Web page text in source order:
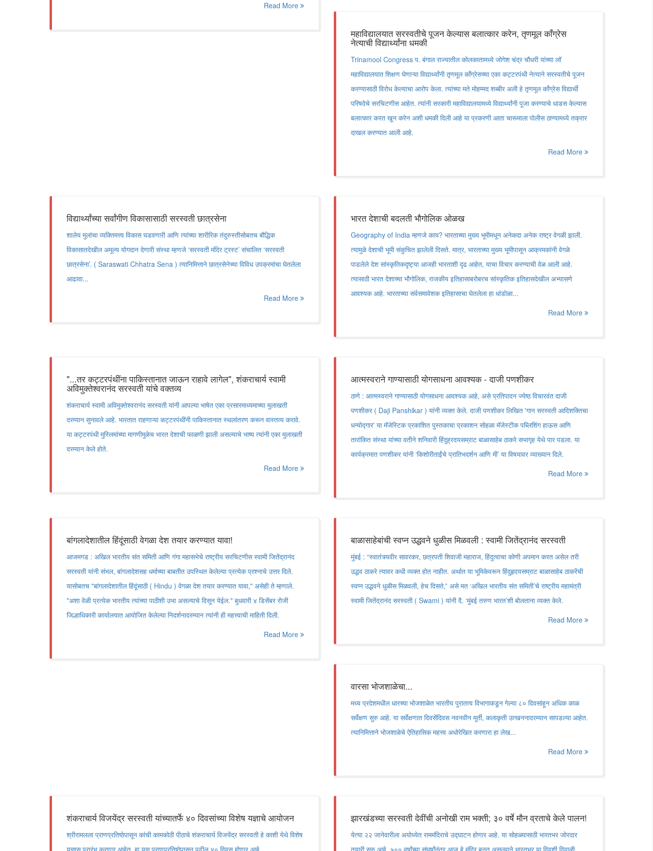
Read More
महाविद्यालयात सरस्वतीचे पूजन केल्यास बलात्कार करेन, तृणमूल काँग्रेस
नेत्याची विद्यार्थ्यांना धमकी
Trinamool Congress प. बंगाल राज्यातील कोलकातामध्ये जोगेश चंद्र चौधरी यांच्या लॉ
महाविद्यालयात शिक्षण घेणाऱ्या विद्यार्थ्यांनी तृणमूल काँग्रेसच्या एका कट्टरपंथी नेत्याने सरस्वतीचे पूजन
करण्यासाठी विरोध केल्याचा आरोप केला. त्यांच्या मते मोहम्मद शब्बीर अली हे तृणमूल काँग्रेस विद्यार्थी
परिषदेचे सरचिटणीस आहेत. त्यांनी सरकारी महाविद्यालयामध्ये विद्यार्थ्यांनी पूजा करण्याचे धाडस केल्यास
बलात्कार करत खून करेन अशी धमकी दिली आहे या प्रकरणी आता चारूमाला पोलीस ठाण्यामध्ये तक्रार
दाखल करण्यात आली आहे.
Read More
विद्यार्थ्यांच्या सर्वांगीण विकासासाठी सरस्वती छात्रसेना
शालेय मुलांचा व्यक्तिमत्त्व विकास घडवणारी आणि त्यांच्या शारीरिक तंदुरुस्तीसोबतच बौद्धिक
विकासातदेखील अमूल्य योगदान देणारी संस्था म्हणजे ‘सरस्वती मंदिर ट्रस्ट’ संचालित ‘सरस्वती
छात्रसेना’. ( Saraswati Chhatra Sena ) त्यानिमित्ताने छात्रसेनेच्या विविध उपक्रमांचा घेतलेला
आढावा...
Read More
भारत देशाची बदलती भौगोलिक ओळख
Geography of India म्हणजे काय? भारताच्या मुख्य भूमीमधून अनेकदा अनेक राष्ट्र वेगळी झाली.
त्यामुळे देशाची भूमी संकुचित झालेली दिसते. मात्र, भारताच्या मुख्य भूमीपासून आक्रमकांनी वेगळे
पाडलेले देश सांस्कृतिकदृष्ट्या आजही भारताशी दृढ आहेत, याचा विचार करण्याची वेळ आली आहे.
त्यासाठी भारत देशाच्या भौगोलिक, राजकीय इतिहासाबरोबरच सांस्कृतिक इतिहासदेखील अभ्यासणे
आवश्यक आहे. भारताच्या संर्वसमावेशक इतिहासाचा घेतलेला हा धांडोळा...
Read More
"...तर कट्टरपंथींना पाकिस्तानात जाऊन राहावे लागेल", शंकराचार्य स्वामी
अविमुक्तेश्वरानंद सरस्वती यांचे वक्तव्य
शंकराचार्य स्वामी अविमुक्तेश्वरानंद सरस्वती यांनी आपल्या भाषेत एका प्रसारमाध्यमाच्या मुलाखती
दरम्यान सुनावले आहे. भारतात राहणाऱ्या कट्टरपंथींनी पाकिस्तानात स्थलांतरण करून वास्तव्य करावे.
या कट्टरपंथी मुस्लिमांच्या मागणीमुळेच भारत देशाची फाळणी झाली असल्याचे भाष्य त्यांनी एका मुलाखती
दरम्यान केले होते.
Read More
आत्मस्वराने गाण्यासाठी योगसाधना आवश्यक - दाजी पणशीकर
ठाणे : आत्मस्वराने गाण्यासाठी योगसाधना आवश्यक आहे, असे प्रतिपादन ज्येष्ठ विचारवंत दाजी
पणशीकर ( Daji Panshikar ) यांनी व्यक्त केले. दाजी पणशीकर लिखित 'गान सरस्वती आदिशक्तिचा
धन्योद्गार' या मॅजेस्टिक प्रकाशित पुस्तकाचा प्रकाशन सोहळा मॅजेस्टीक पब्लिशिंग हाऊस आणि
तारांकित संस्था यांच्या वतीने शनिवारी हिंदुह्रदयसम्राट बाळासाहेब ठाकरे सभागृह येथे पार पडला. या
कार्यक्रमात पणशीकर यांनी ‘किशोरीताईंचे प्रातिभदर्शन आणि मी’ या विषयावर व्याख्यान दिले.
Read More
बांगलादेशातील हिंदूंसाठी वेगळा देश तयार करण्यात यावा!
आजमगड : अखिल भारतीय संत समिती आणि गंगा महासभेचे राष्ट्रीय सरचिटणीस स्वामी जितेंद्रानंद
सरस्वती यांनी संभल, बांगलादेशसह धर्माच्या बाबतीत उपस्थित केलेल्या प्रत्येक प्रश्नाचे उत्तर दिले.
यासोबतच "बांगलादेशातील हिंदूंसाठी ( Hindu ) वेगळा देश तयार करण्यात यावा," असेही ते म्हणाले.
"अशा वेळी प्रत्येक भारतीय त्यांच्या पाठीशी उभा असल्याचे दिसून येईल." बुधवारी ४ डिसेंबर रोजी
जिल्हाधिकारी कार्यालयात आयोजित केलेल्या निदर्शनादरम्यान त्यांनी ही महत्त्वाची माहिती दिली.
Read More
बाळासाहेबांची स्वप्न उद्धवने धुळीस मिळवली : स्वामी जितेंद्रानंद सरस्वती
मुंबई : “स्वातंत्र्यवीर सावरकर, छत्रपती शिवाजी महाराज, हिंदुत्वाचा कोणी अपमान करत असेल तरी
उद्धव ठाकरे त्यावर कधी व्यक्त होत नाहीत. अर्थात या भूमिकेवरून हिंदुहृदयसम्राट बाळासाहेब ठाकरेंची
स्वप्न उद्धवने धुळीस मिळवली, हेच दिसते,” असे मत ‘अखिल भारतीय संत समिती’चे राष्ट्रीय महामंत्री
स्वामी जितेंद्रानंद सरस्वती ( Swami ) यांनी दै. ‘मुंबई तरुण भारत’शी बोलताना व्यक्त केले.
Read More
वारसा भोजशाळेचा...
मध्य प्रदेशमधील धारच्या भोजशाळेत भारतीय पुरातत्व विभागाकडून गेल्या ८० दिवसांहून अधिक काळ
सर्वेक्षण सुरु आहे. या सर्वेक्षणात दिवसेंदिवस नवनवीन मूर्ती, कलाकृती उत्खननादरम्यान सापडल्या आहेत.
त्यानिमित्ताने भोजशाळेचे ऐतिहासिक महत्त्व अधोरेखित करणारा हा लेख...
Read More
शंकराचार्य विजयेंद्र सरस्वती यांच्यातर्फे ४० दिवसांच्या विशेष यज्ञाचे आयोजन
श्रीरामलला प्राणप्रतिष्ठेपासून कांची कामकोठी पीठाचे शंकराचार्य विजयेंद्र सरस्वती हे काशी येथे विशेष
यज्ञास प्रारंभ करणार आहेत. हा यज्ञ प्राणप्रतिष्ठेपासून पुढील ४० दिवस होणार आहे.
झारखंडच्या सरस्वती देवींची अनोखी राम भक्ती; ३० वर्षे मौन व्रताचे केले पालन!
येत्या २२ जानेवारीला अयोध्येत राममंदिराचे उद्घाटन होणार आहे. या सोहळ्यासाठी भारतभर जोरदार
तयारी सुरु आहे. ५०० वर्षांच्या संघर्षांनंतर आज हे मंदिर बनत असल्याने भारतभर या दिवशी दिवाळी